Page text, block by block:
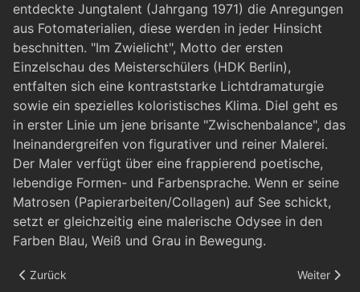
entdeckte Jungtalent (Jahrgang 1971) die Anregungen
aus Fotomaterialien, diese werden in jeder Hinsicht
beschnitten. "Im Zwielicht", Motto der ersten
Einzelschau des Meisterschülers (HDK Berlin),
entfalten sich eine kontraststarke Lichtdramaturgie
sowie ein spezielles koloristisches Klima. Diel geht es
in erster Linie um jene brisante "Zwischenbalance", das
Ineinandergreifen von figurativer und reiner Malerei.
Der Maler verfügt über eine frappierend poetische,
lebendige Formen- und Farbensprache. Wenn er seine
Matrosen (Papierarbeiten/Collagen) auf See schickt,
setzt er gleichzeitig eine malerische Odysee in den
Farben Blau, Weiß und Grau in Bewegung.
Vorheriger Beitrag: Enthusiasmus führte zum Erfolg, Kölner
Zurück Nächster
Weiter